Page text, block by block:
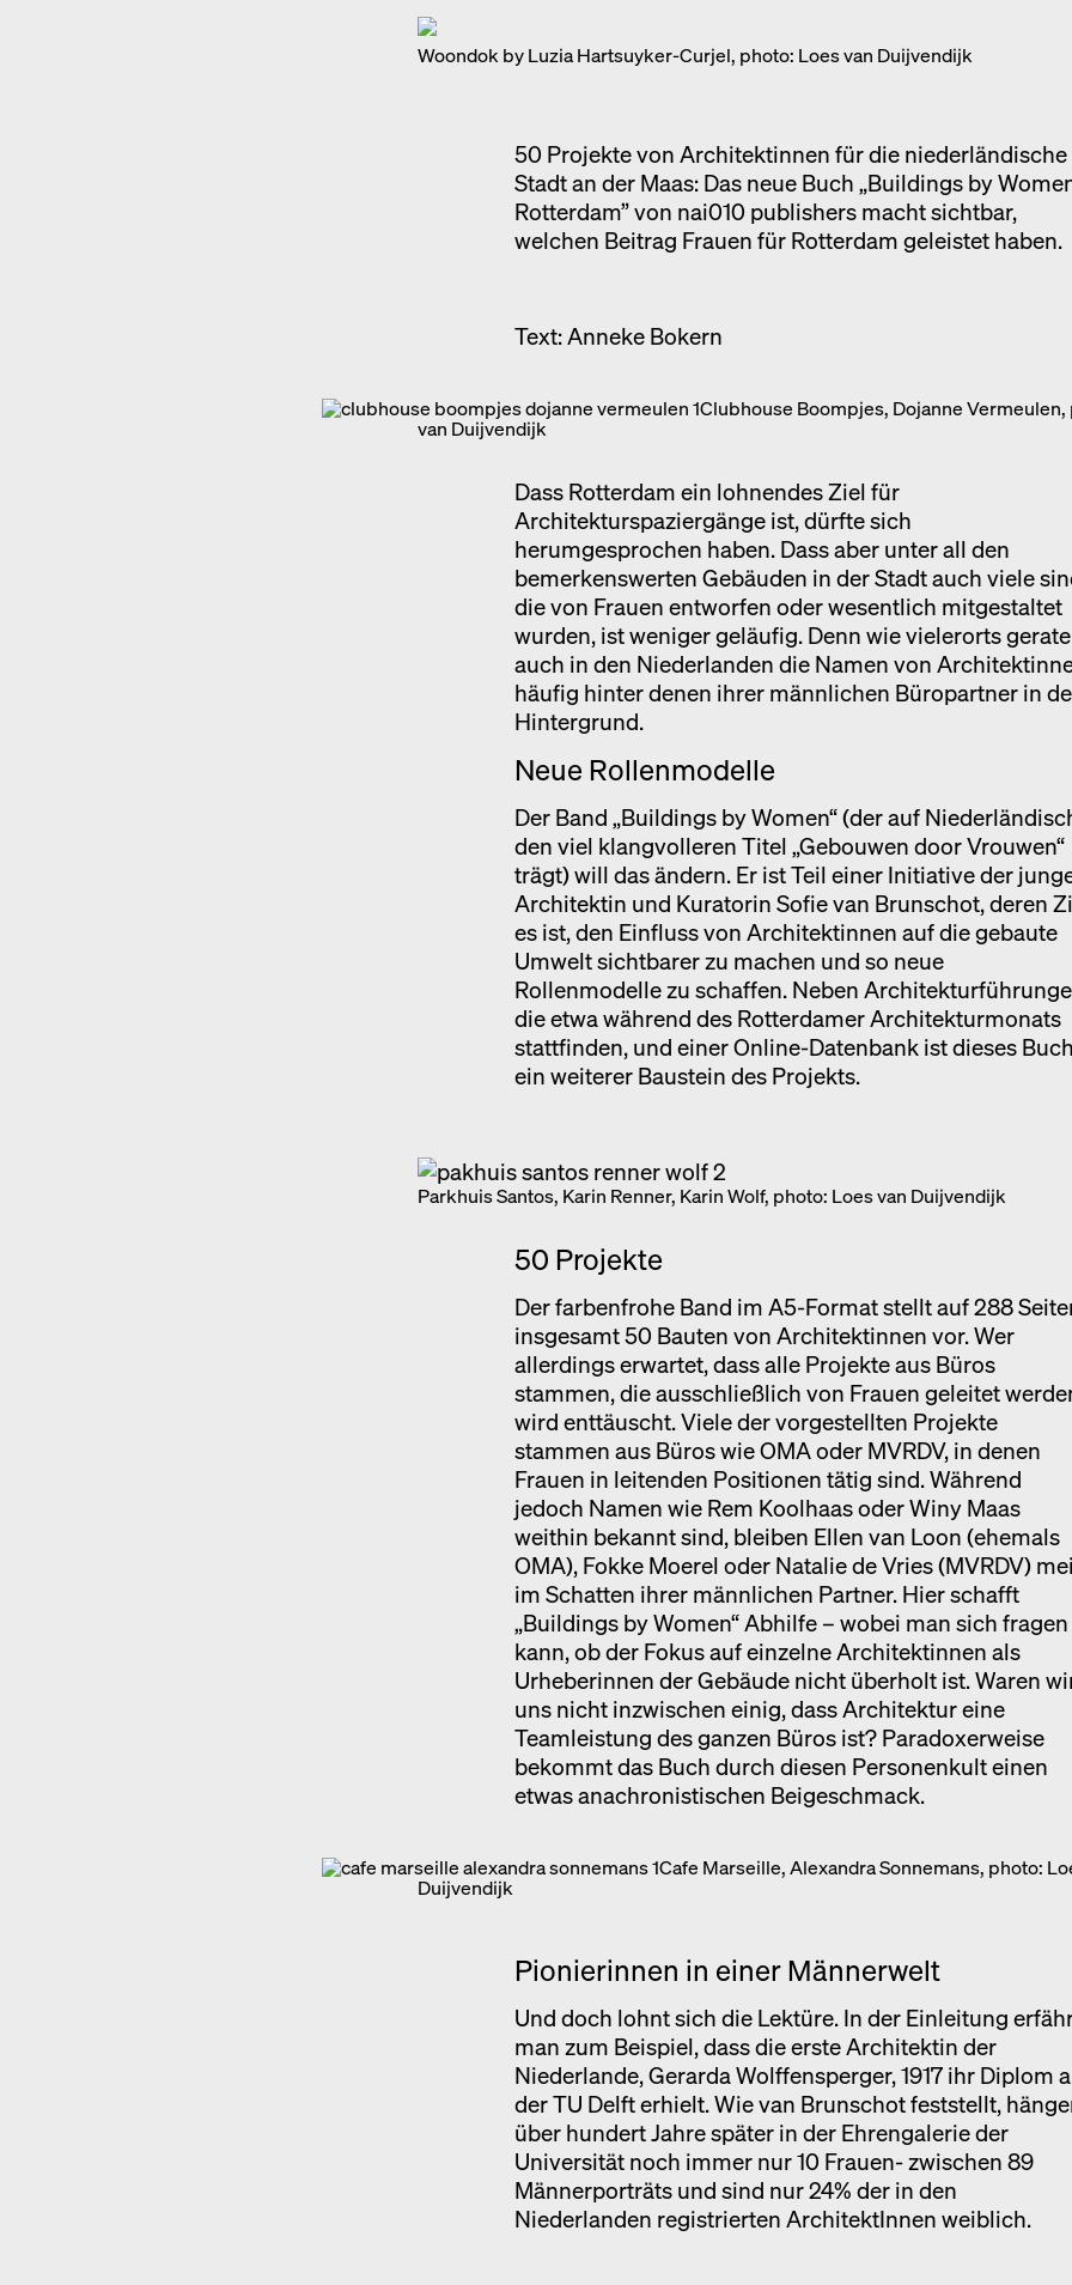
Venedig
Woondok by Luzia Hartsuyker-Curjel, photo: Loes van Duijvendijk
50 Projekte von Architektinnen für die niederländische
Stadt an der Maas: Das neue Buch „Buildings by
Rotterdam” von nai010 publishers macht sichtbar,
welchen Beitrag Frauen für Rotterdam geleistet haben.
Text: Anneke Bokern
Clubhouse Boompjes, Dojanne Vermeulen,
van Duijvendijk
Dass Rotterdam ein lohnendes Ziel für
Architekturspaziergänge ist, dürfte sich
herumgesprochen haben. Dass aber unter all den
bemerkenswerten Gebäuden in der Stadt auch viele
die von Frauen entworfen oder wesentlich mitgestaltet
wurden, ist weniger geläufig. Denn wie vielerorts
auch in den Niederlanden die Namen von
häufig hinter denen ihrer männlichen Büropartner in
Hintergrund.
Neue Rollenmodelle
Der Band „Buildings by Women“ (der auf
den viel klangvolleren Titel „Gebouwen door Vrouwen“
trägt) will das ändern. Er ist Teil einer Initiative der
Architektin und Kuratorin Sofie van Brunschot, deren
es ist, den Einfluss von Architektinnen auf die gebaute
Umwelt sichtbarer zu machen und so neue
Rollenmodelle zu schaffen. Neben
die etwa während des Rotterdamer Architekturmonats
stattfinden, und einer Online-Datenbank ist dieses
ein weiterer Baustein des Projekts.
Parkhuis Santos, Karin Renner, Karin Wolf, photo: Loes van Duijvendijk
50 Projekte
Der farbenfrohe Band im A5-Format stellt auf 288
insgesamt 50 Bauten von Architektinnen vor. Wer
allerdings erwartet, dass alle Projekte aus Büros
stammen, die ausschließlich von Frauen geleitet
wird enttäuscht. Viele der vorgestellten Projekte
stammen aus Büros wie OMA oder MVRDV, in denen
Frauen in leitenden Positionen tätig sind. Während
jedoch Namen wie Rem Koolhaas oder Winy Maas
weithin bekannt sind, bleiben Ellen van Loon (ehemals
OMA), Fokke Moerel oder Natalie de Vries (MVRDV)
im Schatten ihrer männlichen Partner. Hier schafft
„Buildings by Women“ Abhilfe – wobei man sich fragen
kann, ob der Fokus auf einzelne Architektinnen als
Urheberinnen der Gebäude nicht überholt ist. Waren
uns nicht inzwischen einig, dass Architektur eine
Teamleistung des ganzen Büros ist? Paradoxerweise
bekommt das Buch durch diesen Personenkult einen
etwas anachronistischen Beigeschmack.
Cafe Marseille, Alexandra Sonnemans, photo:
Duijvendijk
Pionierinnen in einer Männerwelt
Und doch lohnt sich die Lektüre. In der Einleitung
man zum Beispiel, dass die erste Architektin der
Niederlande, Gerarda Wolffensperger, 1917 ihr Diplom
der TU Delft erhielt. Wie van Brunschot feststellt,
über hundert Jahre später in der Ehrengalerie der
Universität noch immer nur 10 Frauen- zwischen 89
Männerporträts und sind nur 24% der in den
Niederlanden registrierten ArchitektInnen weiblich.